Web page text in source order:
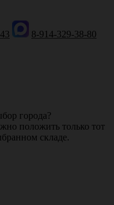
8-914-329-38-80
города?
положить только тот
складе.